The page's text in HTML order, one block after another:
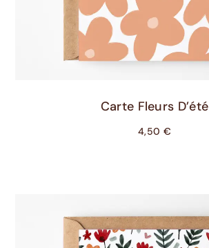
Ajouter Au Panier
Carte Fleurs D’été
4,50 €